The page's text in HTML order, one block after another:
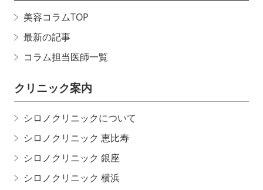
美容コラムTOP
最新の記事
コラム担当医師一覧
クリニック案内
シロノクリニックについて
シロノクリニック 恵比寿
シロノクリニック 銀座
シロノクリニック 横浜